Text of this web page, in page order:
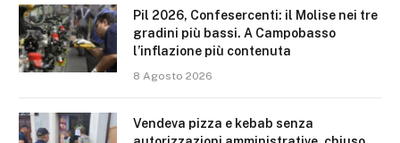
Pil 2026, Confesercenti: il Molise nei tre
gradini più bassi. A Campobasso
l’inflazione più contenuta
8 Agosto 2026
Vendeva pizza e kebab senza